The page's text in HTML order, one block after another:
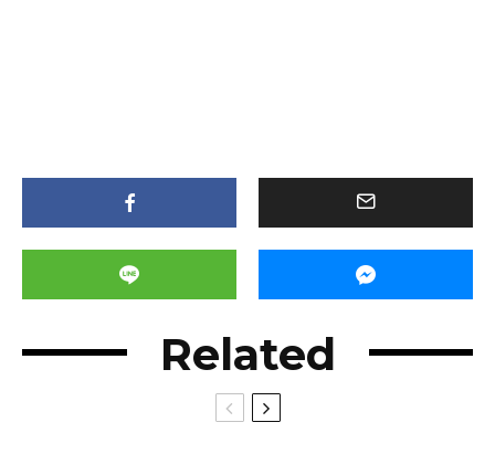
Related